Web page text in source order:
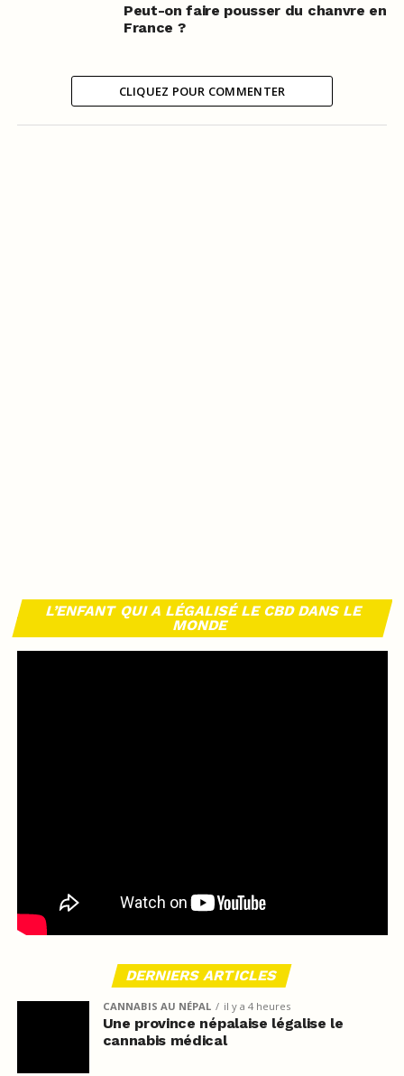
Peut-on faire pousser du chanvre en
France ?
CLIQUEZ POUR COMMENTER
L’ENFANT QUI A LÉGALISÉ LE CBD DANS LE
MONDE
DERNIERS ARTICLES
CANNABIS AU NÉPAL il y a 4 heures
Une province népalaise légalise le
cannabis médical